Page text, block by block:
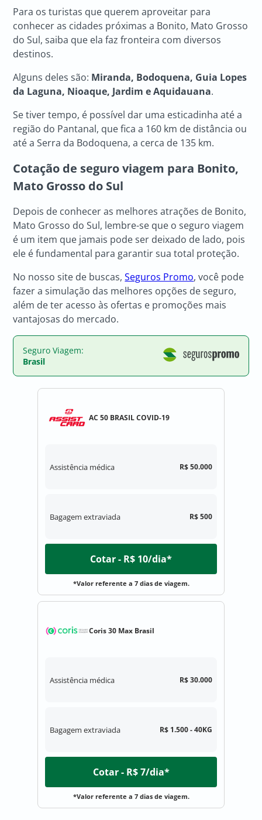
Para os turistas que querem aproveitar para
conhecer as cidades próximas a Bonito, Mato Grosso
do Sul, saiba que ela faz fronteira com diversos
destinos.
Alguns deles são: Miranda, Bodoquena, Guia Lopes
da Laguna, Nioaque, Jardim e Aquidauana.
Se tiver tempo, é possível dar uma esticadinha até a
região do Pantanal, que fica a 160 km de distância ou
até a Serra da Bodoquena, a cerca de 135 km.
Cotação de seguro viagem para Bonito,
Mato Grosso do Sul
Depois de conhecer as melhores atrações de Bonito,
Mato Grosso do Sul, lembre-se que o seguro viagem
é um item que jamais pode ser deixado de lado, pois
ele é fundamental para garantir sua total proteção.
No nosso site de buscas,Seguros Promo, você pode
fazer a simulação das melhores opções de seguro,
além de ter acesso às ofertas e promoções mais
vantajosas do mercado.
Seguro Viagem:
Brasil
AC 50 BRASIL COVID-19
Assistência médica R$ 50.000
Bagagem extraviada R$ 500
Cotar - R$ 10/dia*
*Valor referente a 7 dias de viagem.
Coris 30 Max Brasil
Assistência médica R$ 30.000
Bagagem extraviada R$ 1.500 - 40KG
Cotar - R$ 7/dia*
*Valor referente a 7 dias de viagem.